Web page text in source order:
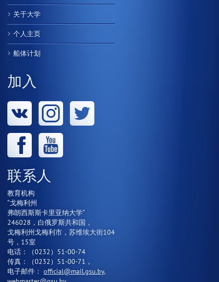
关于大学
个人主页
船体计划
加入
联系人
教育机构
“戈梅利州
弗朗西斯斯卡里亚纳大学“
246028，白俄罗斯共和国，
戈梅利州戈梅利市，苏维埃大街104
号，15室
电话：（0232）51-00-74
传真：（0232）51-00-71，
电子邮件： official@mail.gsu.by,